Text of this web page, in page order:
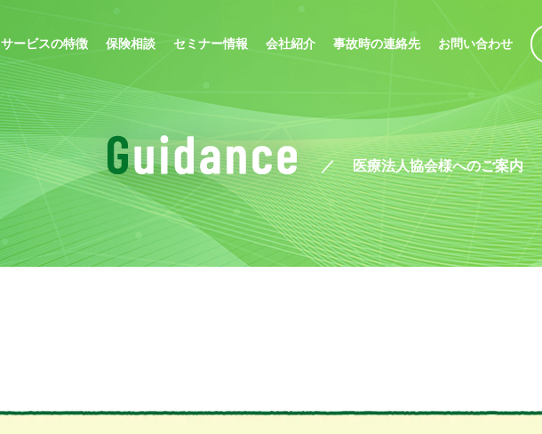
サービスの特徴 保険相談 セミナー情報 会社紹介 事故時の連絡先 お問い合わせ
医療法人協会様へのご案内